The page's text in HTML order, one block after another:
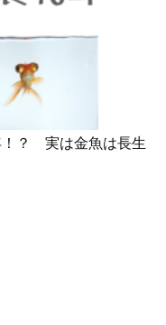
？ 実は金魚は長生